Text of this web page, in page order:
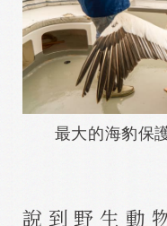
最大的海豹保
說到野生動